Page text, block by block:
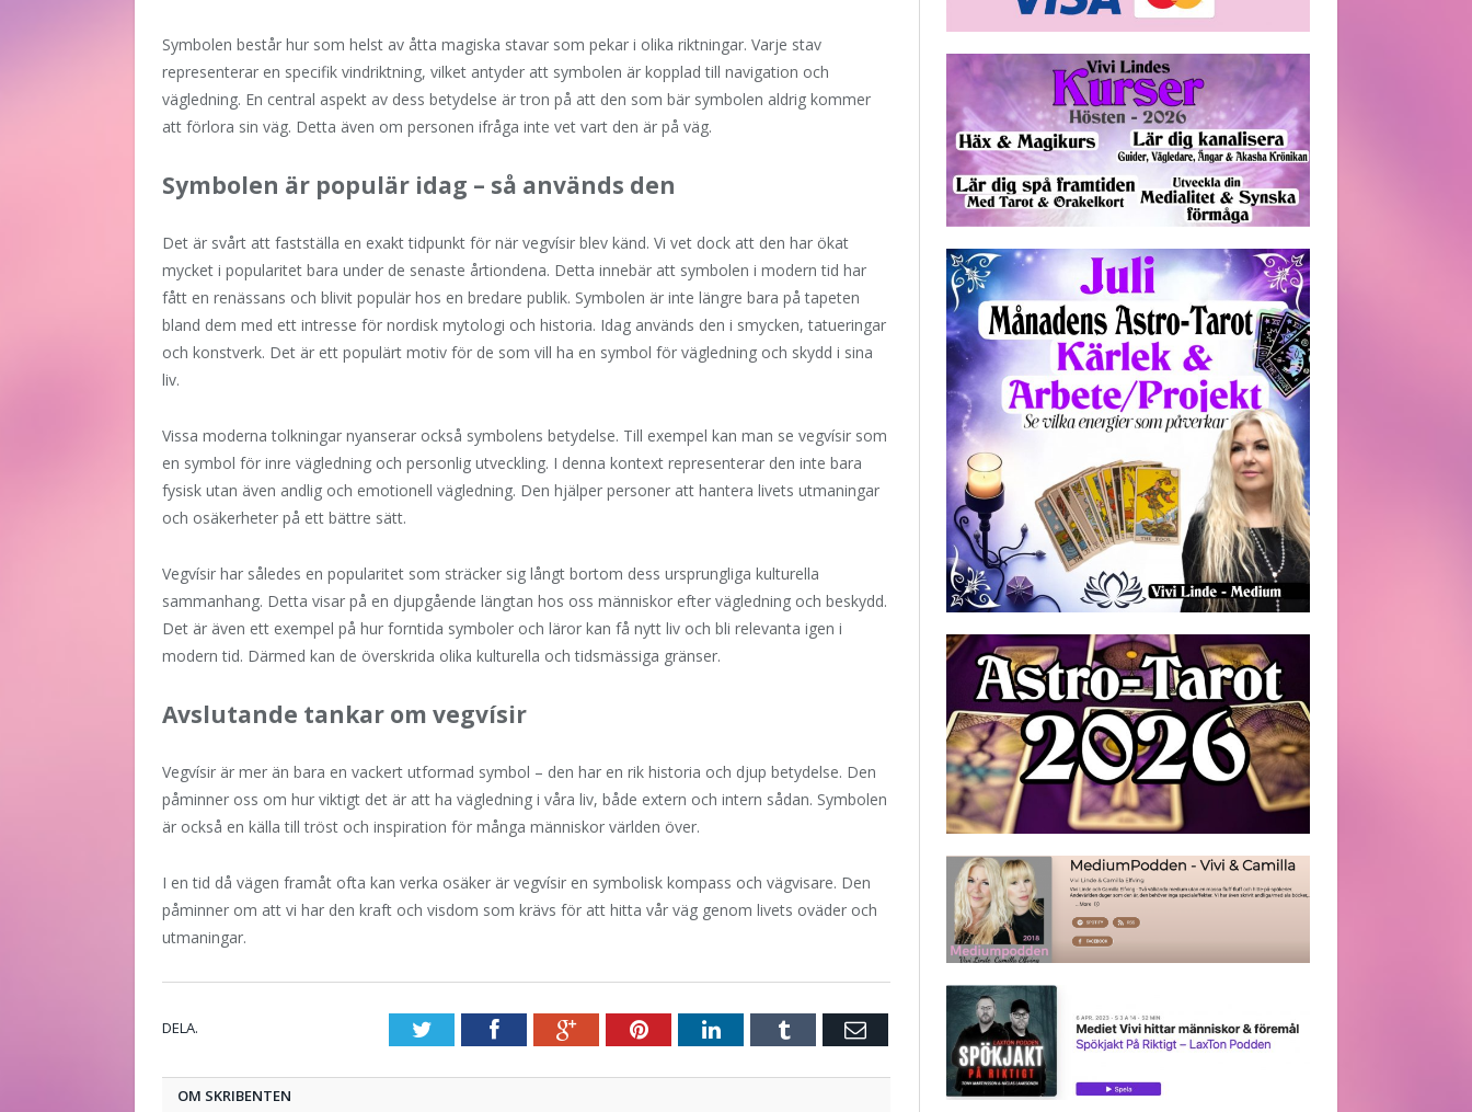
Symbolen består hur som helst av åtta magiska stavar som pekar i olika riktningar. Varje stav
representerar en specifik vindriktning, vilket antyder att symbolen är kopplad till navigation och
vägledning. En central aspekt av dess betydelse är tron på att den som bär symbolen aldrig kommer
att förlora sin väg. Detta även om personen ifråga inte vet vart den är på väg.
Symbolen är populär idag – så används den
Det är svårt att fastställa en exakt tidpunkt för när vegvísir blev känd. Vi vet dock att den har ökat
mycket i popularitet bara under de senaste årtiondena. Detta innebär att symbolen i modern tid har
fått en renässans och blivit populär hos en bredare publik. Symbolen är inte längre bara på tapeten
bland dem med ett intresse för nordisk mytologi och historia. Idag används den i smycken, tatueringar
och konstverk. Det är ett populärt motiv för de som vill ha en symbol för vägledning och skydd i sina
liv.
Vissa moderna tolkningar nyanserar också symbolens betydelse. Till exempel kan man se vegvísir som
en symbol för inre vägledning och personlig utveckling. I denna kontext representerar den inte bara
fysisk utan även andlig och emotionell vägledning. Den hjälper personer att hantera livets utmaningar
och osäkerheter på ett bättre sätt.
Vegvísir har således en popularitet som sträcker sig långt bortom dess ursprungliga kulturella
sammanhang. Detta visar på en djupgående längtan hos oss människor efter vägledning och beskydd.
Det är även ett exempel på hur forntida symboler och läror kan få nytt liv och bli relevanta igen i
modern tid. Därmed kan de överskrida olika kulturella och tidsmässiga gränser.
Avslutande tankar om vegvísir
Vegvísir är mer än bara en vackert utformad symbol – den har en rik historia och djup betydelse. Den
påminner oss om hur viktigt det är att ha vägledning i våra liv, både extern och intern sådan. Symbolen
är också en källa till tröst och inspiration för många människor världen över.
I en tid då vägen framåt ofta kan verka osäker är vegvísir en symbolisk kompass och vägvisare. Den
påminner om att vi har den kraft och visdom som krävs för att hitta vår väg genom livets oväder och
utmaningar.
DELA. TwitterFacebookGoogle+PinterestLinkedInTumblr E-
OM SKRIBENTEN